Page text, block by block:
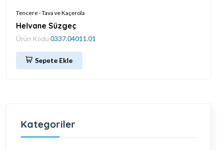
Tencere - Tava ve Kaçerola
Helvane Süzgeç
Ürün Kodu 0337.04011.01
Sepete Ekle
Kategoriler